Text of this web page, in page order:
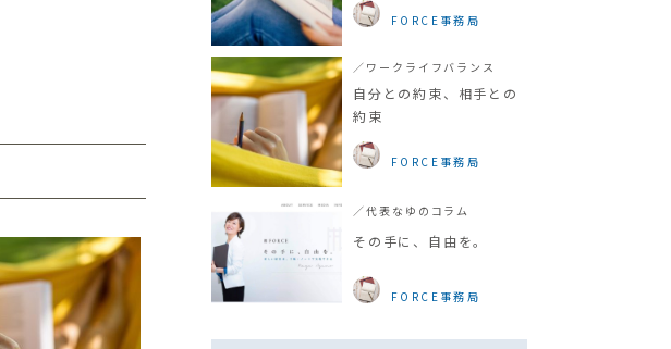
FORCE事務局
／ワークライフバランス
自分との約束、相手との
約束
FORCE事務局
／代表なゆのコラム
その手に、自由を。
FORCE事務局